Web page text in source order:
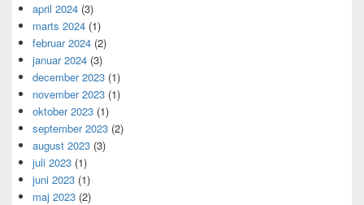
april 2024 (3)
marts 2024 (1)
februar 2024 (2)
januar 2024 (3)
december 2023 (1)
november 2023 (1)
oktober 2023 (1)
september 2023 (2)
august 2023 (3)
juli 2023 (1)
juni 2023 (1)
maj 2023 (2)